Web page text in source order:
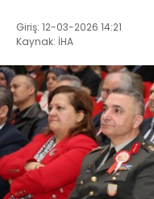
Giriş: 12-03-2026 14:21
Kaynak: İHA